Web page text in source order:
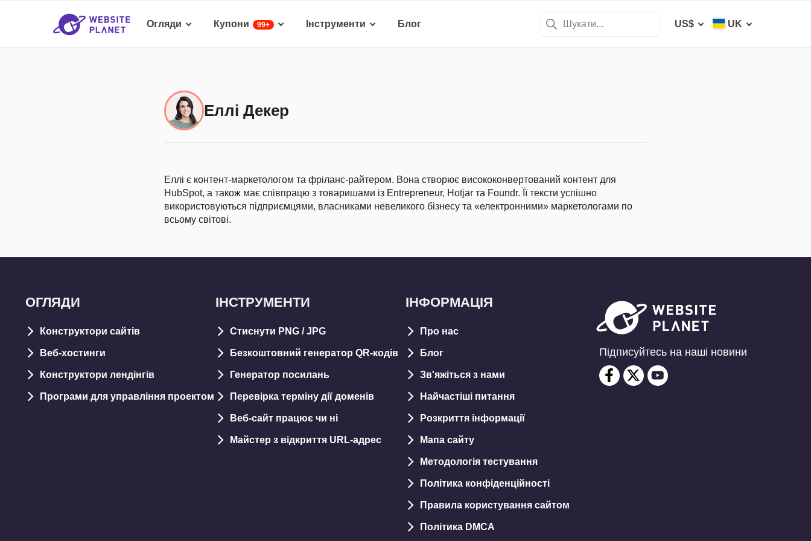
Огляди Купони 99+ Інструменти Блог US$ UK
Еллі Декер
Еллі є контент-маркетологом та фріланс-райтером. Вона створює висококонвертований контент для
HubSpot, а також має співпрацю з товаришами із Entrepreneur, Hotjar та Foundr. Її тексти успішно
використовуються підприємцями, власниками невеликого бізнесу та «електронними» маркетологами по
всьому світові.
ОГЛЯДИ
Конструктори сайтів
Веб-хостинги
Конструктори лендінгів
Програми для управління проектом
ІНСТРУМЕНТИ
Стиснути PNG / JPG
Безкоштовний генератор QR-кодів
Генератор посилань
Перевірка терміну дії доменів
Веб-сайт працює чи ні
Майстер з відкриття URL-aдрес
ІНФОРМАЦІЯ
Про нас
Блог
Зв'яжіться з нами
Найчастіші питання
Розкриття інформації
Мапа сайту
Методологія тестування
Політика конфіденційності
Правила користування сайтом
Політика DMCA
Підписуйтесь на наші новини